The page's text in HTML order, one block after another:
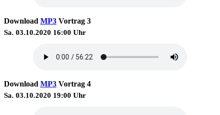
Download MP3 Vortrag 3
Sa. 03.10.2020 16:00 Uhr
Download MP3 Vortrag 4
Sa. 03.10.2020 19:00 Uhr